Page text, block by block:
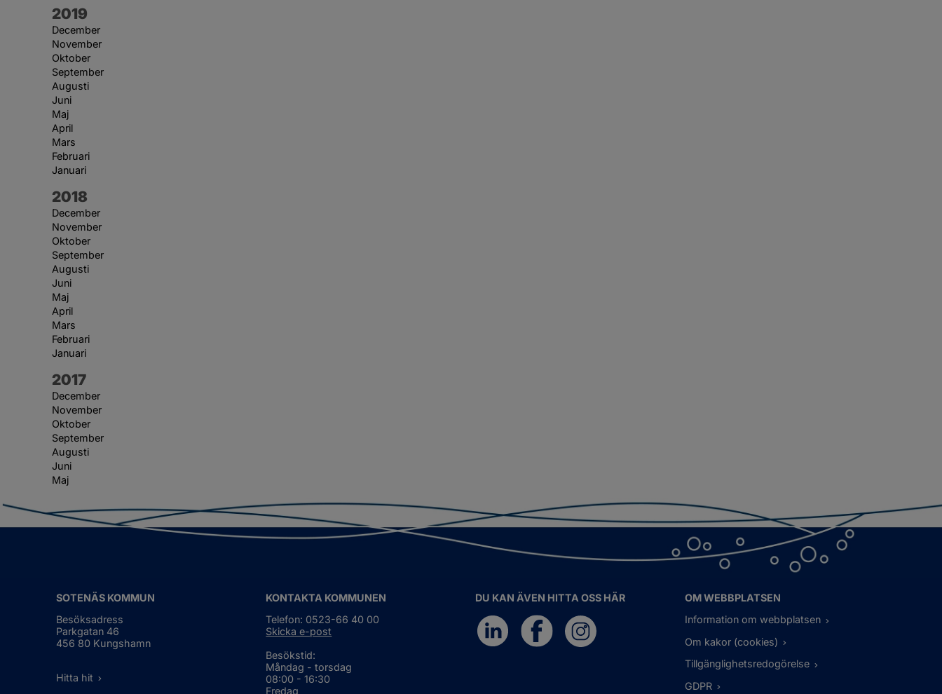
År:
2019
December
November
Oktober
September
Augusti
Juni
Maj
April
Mars
Februari
Januari
År:
2018
December
November
Oktober
September
Augusti
Juni
Maj
April
Mars
Februari
Januari
År:
2017
December
November
Oktober
September
Augusti
Juni
Maj
SOTENÄS KOMMUN
Besöksadress
Parkgatan 46
456 80 Kungshamn
Hitta hit
KONTAKTA KOMMUNEN
Telefon: 0523-66 40 00
Skicka e-post
Besökstid:
Måndag - torsdag
08:00 - 16:30
Fredag
DU KAN ÄVEN HITTA OSS HÄR
OM WEBBPLATSEN
Information om webbplatsen
Om kakor (cookies)
Tillgänglighetsredogörelse
GDPR